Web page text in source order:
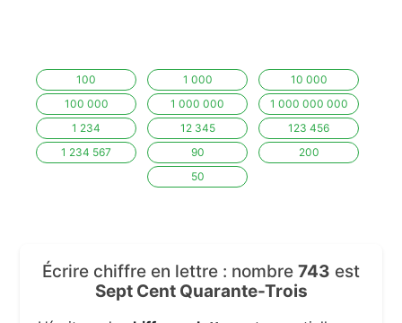
100 1 000
10 000
100 000
1 000 000
1 000 000 000
1 234
12 345
123 456
1 234 567
90
200
50
Écrire chiffre en lettre : nombre 743 est
Sept Cent Quarante-Trois